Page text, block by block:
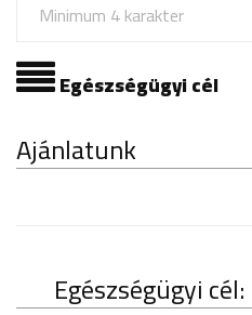
Egészségügyi cél
Ajánlatunk
Egészségügyi cél: